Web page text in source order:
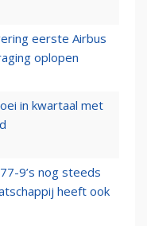
eerste Airbus
oplopen
in kwartaal met
9’s nog steeds
heeft ook